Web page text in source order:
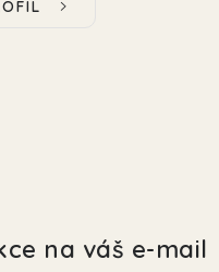
na váš e-mail